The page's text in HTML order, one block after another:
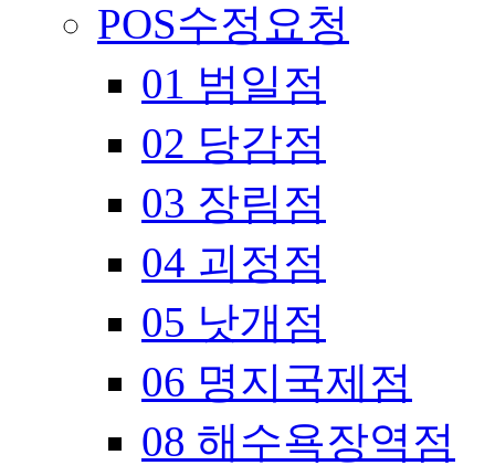
POS수정요청
01 범일점
02 당감점
03 장림점
04 괴정점
05 낫개점
06 명지국제점
08 해수욕장역점